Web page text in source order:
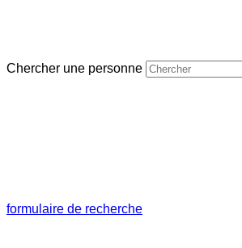
Chercher une personne
formulaire de recherche